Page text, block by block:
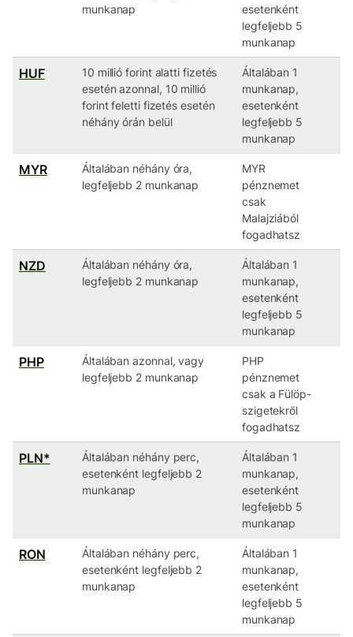
munkanap
esetenként
legfeljebb 5
munkanap
HUF
10 millió forint alatti fizetés
esetén azonnal, 10 millió
forint feletti fizetés esetén
néhány órán belül
Általában 1
munkanap,
esetenként
legfeljebb 5
munkanap
MYR
Általában néhány óra,
legfeljebb 2 munkanap
MYR
pénznemet
csak
Malajziából
fogadhatsz
NZD
Általában néhány óra,
legfeljebb 2 munkanap
Általában 1
munkanap,
esetenként
legfeljebb 5
munkanap
PHP
Általában azonnal, vagy
legfeljebb 2 munkanap
PHP
pénznemet
csak a Fülöp-
szigetekről
fogadhatsz
PLN*
Általában néhány perc,
esetenként legfeljebb 2
munkanap
Általában 1
munkanap,
esetenként
legfeljebb 5
munkanap
RON
Általában néhány perc,
esetenként legfeljebb 2
munkanap
Általában 1
munkanap,
esetenként
legfeljebb 5
munkanap